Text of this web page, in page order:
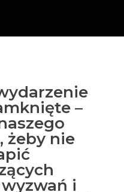
–
żeby nie
i